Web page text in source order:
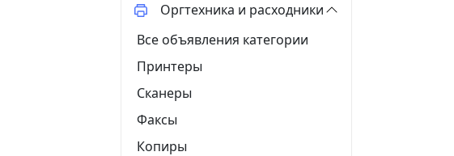
Оргтехника и расходники
Все объявления категории
Принтеры
Сканеры
Факсы
Копиры